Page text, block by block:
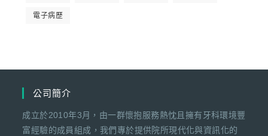
電子病歷
公司簡介
成立於2010年3月，由一群懷抱服務熱忱且擁有牙科環境豐
富經驗的成員組成，我們專於提供院所現代化與資訊化的